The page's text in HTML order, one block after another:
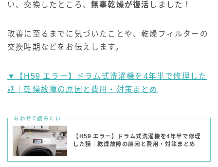
い、交換したところ、 無事乾燥が復活 しました！
改善に至るまでに気づいたことや、乾燥フィルターの
交換時期などをお伝えします。
▼【H59 エラー】ドラム式洗濯機を4年半で修理した
話｜乾燥故障の原因と費用・対策まとめ
あわせて読みたい
【H59 エラー】ドラム式洗濯機を4年半で修理
した話｜乾燥故障の原因と費用・対策まとめ